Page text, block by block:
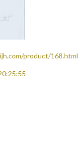
product/168.html